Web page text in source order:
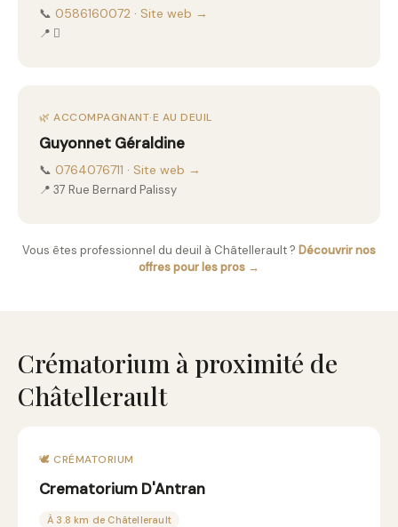
📞 0586160072 · Site web →
📍 
🌿 ACCOMPAGNANT·E AU DEUIL
Guyonnet Géraldine
📞 0764076711 · Site web →
📍 37 Rue Bernard Palissy
Vous êtes professionnel du deuil à Châtellerault ? Découvrir nos
offres pour les pros →
Crématorium à proximité de
Châtellerault
🕊️ CRÉMATORIUM
Crematorium D'Antran
À 3.8 km de Châtellerault